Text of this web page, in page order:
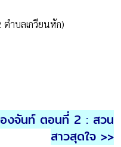
ำบลเกวียนหัก)
องจันท์ ตอนที่ 2 : สวน
สาวสุดใจ >>